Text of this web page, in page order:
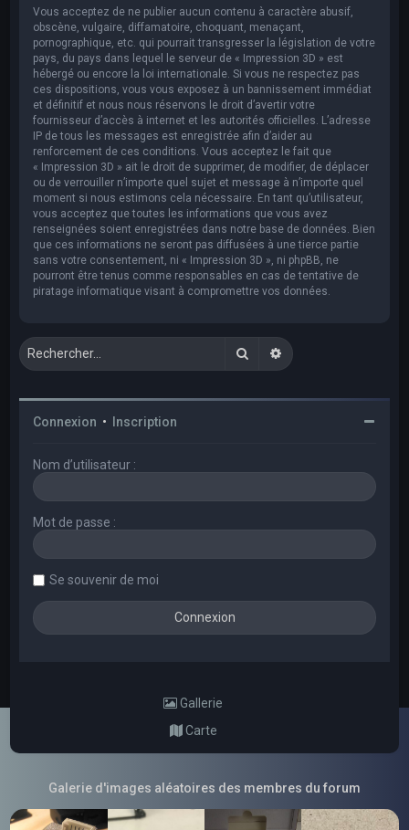
Vous acceptez de ne publier aucun contenu à caractère abusif,
obscène, vulgaire, diffamatoire, choquant, menaçant,
pornographique, etc. qui pourrait transgresser la législation de votre
pays, du pays dans lequel le serveur de « Impression 3D » est
hébergé ou encore la loi internationale. Si vous ne respectez pas
ces dispositions, vous vous exposez à un bannissement immédiat
et définitif et nous nous réservons le droit d’avertir votre
fournisseur d’accès à internet et les autorités officielles. L’adresse
IP de tous les messages est enregistrée afin d’aider au
renforcement de ces conditions. Vous acceptez le fait que
« Impression 3D » ait le droit de supprimer, de modifier, de déplacer
ou de verrouiller n’importe quel sujet et message à n’importe quel
moment si nous estimons cela nécessaire. En tant qu’utilisateur,
vous acceptez que toutes les informations que vous avez
renseignées soient enregistrées dans notre base de données. Bien
que ces informations ne seront pas diffusées à une tierce partie
sans votre consentement, ni « Impression 3D », ni phpBB, ne
pourront être tenus comme responsables en cas de tentative de
piratage informatique visant à compromettre vos données.
RechercherRecherche avancée
Connexion • Inscription
Nom d’utilisateur :
Mot de passe :
Se souvenir de moi
Gallerie
Carte
Galerie d'images aléatoires des membres du forum